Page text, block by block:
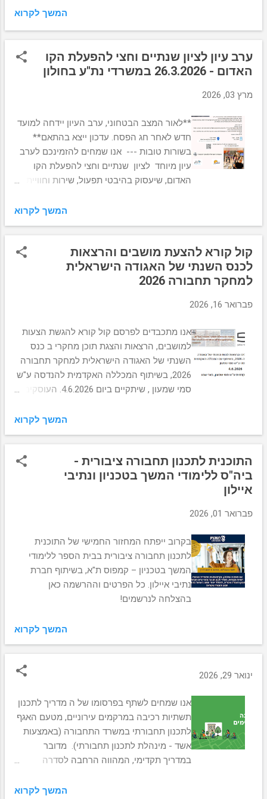
המשך לקרוא
ערב עיון לציון שנתיים וחצי להפעלת הקו
האדום - 26.3.2026 במשרדי נת"ע בחולון
מרץ 03, 2026
**לאור המצב הבטחוני, ערב העיון יידחה למועד
חדש לאחר חג הפסח. עדכון ייצא בהתאם**
בשורות טובות --- אנו שמחים להזמינכם לערב
עיון מיוחד לציון שנתיים וחצי להפעלת הקו
האדום, שיעסוק בהיבטי תפעול, שירות וחוויית
האדום • ממצאי סקר נוסעים – ניתוח פרופיל
המשתמשים בקו • פאנל שאלות ותשובות יום
חמישי, 26.3.2026 17:30 התכנסות, 18:00
עזריאלי חולון 50 ש"ח בהרשמה מוקדמת
לפרטים נוספים והרשמה - ראו לינק להזמנה
האירוע.
המשך לקרוא
קול קורא להצעת מושבים והרצאות
לכנס השנתי של האגודה הישראלית
למחקר תחבורה 2026
פברואר 16, 2026
אנו מתכבדים לפרסם קול קורא להגשת הצעות
למושבים, הרצאות והצגת תוכן מחקרי ב כנס
השנתי של האגודה הישראלית למחקר תחבורה
2026, בשיתוף המכללה האקדמית להנדסה ע"ש
סמי שמעון , שיתקיים ביום 4.6.2026. העוסקים
להגיש הצעותיהם בהתאם להנחיות המפורטות,
ולתרום לשיח מקצועי ומעמיק בתחום. פרטים
מלאים על אופן ההגשה ולוחות הזמנים מצורפים
במסמך המצ"ב. נודה להפצת הקול הקורא בקרב
עמיתים ועמיתות רלוונטיים. תודה ונתראה!
usp=sharing
המשך לקרוא
התוכנית לתכנון תחבורה ציבורית -
ביה"ס ללימודי המשך בטכניון ונתיבי
איילון
פברואר 01, 2026
בקרוב ייפתח המחזור החמישי של התוכנית
לתכנון תחבורה ציבורית בבית הספר ללימודי
המשך בטכניון – קמפוס ת"א, בשיתוף חברת
נתיבי איילון. כל הפרטים וההרשמה כאן
בהצלחה לנרשמים!
המשך לקרוא
ינואר 29, 2026
אנו שמחים לשתף בפרסומו של ה מדריך לתכנון
תשתיות רכיבה במרקמים עירוניים, מטעם האגף
לתכנון תחבורתי במשרד התחבורה (באמצעות
אשד - מינהלת לתכנון תחבורתי). מדובר
במדריך תקדימי, המהווה הרחבה לסדרה
העירונית, ונועד לסייע בקידום מדיניות המשרד
המשך לקרוא